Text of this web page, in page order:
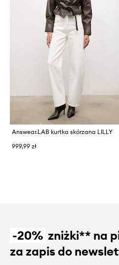
Answear.LAB kurtka skórzana LILLY
999,99 zł
-20% zniżki** na
za zapis do